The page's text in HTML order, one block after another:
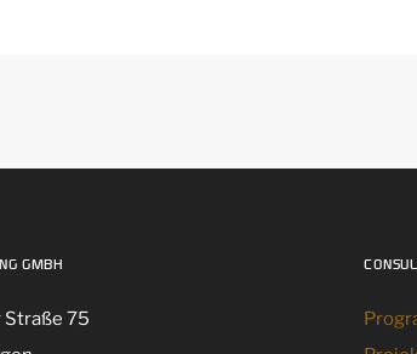
GMBH
75